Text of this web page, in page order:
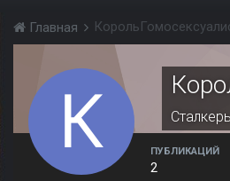
Главная
ПУБЛИКАЦИЙ
2